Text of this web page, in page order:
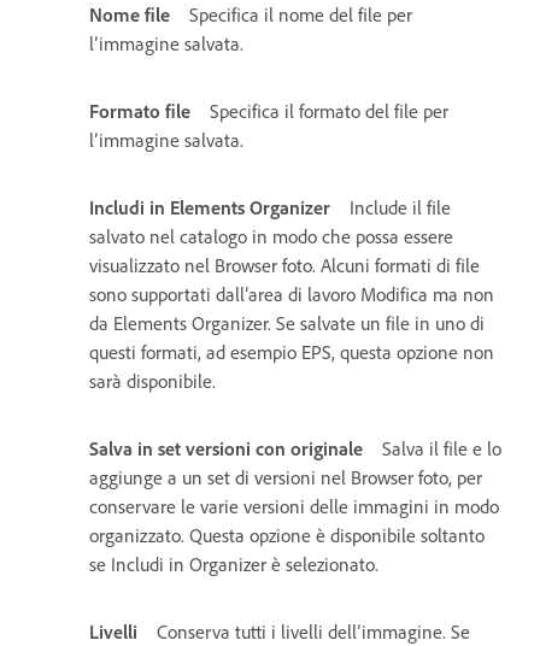
Nome file
Specifica il nome del file per
l’immagine salvata.
Formato file
Specifica il formato del file per
l’immagine salvata.
Includi in Elements Organizer
Include il file
salvato nel catalogo in modo che possa essere
visualizzato nel Browser foto. Alcuni formati di file
sono supportati dall’area di lavoro Modifica ma non
da Elements Organizer. Se salvate un file in uno di
questi formati, ad esempio EPS, questa opzione non
sarà disponibile.
Salva in set versioni con originale
Salva il file e lo
aggiunge a un set di versioni nel Browser foto, per
conservare le varie versioni delle immagini in modo
organizzato. Questa opzione è disponibile soltanto
se Includi in Organizer è selezionato.
Livelli
Conserva tutti i livelli dell’immagine. Se